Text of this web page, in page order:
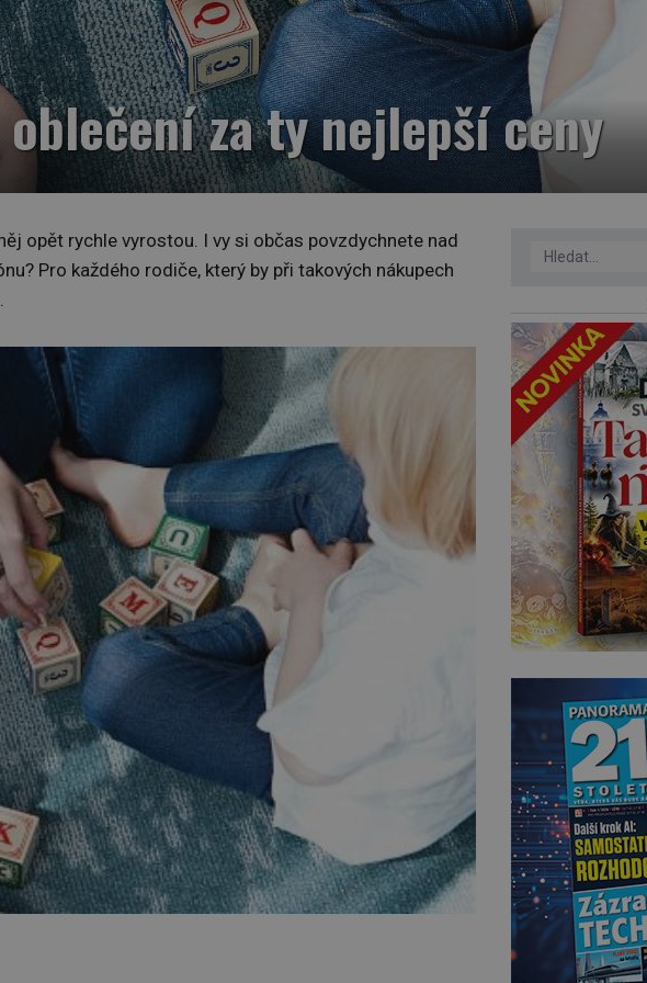
za ty nejlepší ceny
opět rychle vyrostou. I vy si občas povzdychnete nad
Pro každého rodiče, který by při takových nákupech